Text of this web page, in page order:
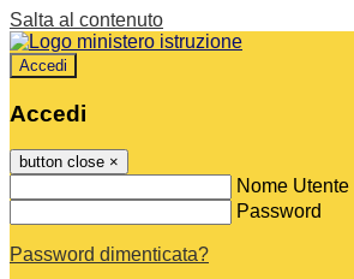
Salta al contenuto
Accedi
Accedi
button close ×
Nome Utente
Password
Password dimenticata?